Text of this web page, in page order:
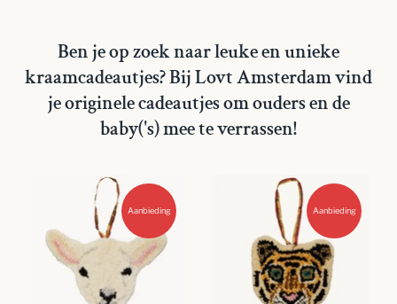
Ben je op zoek naar leuke en unieke
kraamcadeautjes? Bij Lovt Amsterdam vind
je originele cadeautjes om ouders en de
baby('s) mee te verrassen!
Aanbieding Aanbieding